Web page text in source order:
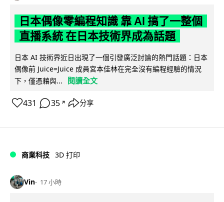
日本偶像零編程知識 靠 AI 搞了一整個
直播系統 在日本技術界成為話題
日本 AI 技術界近日出現了一個引發廣泛討論的熱門話題：日本
偶像前 Juice=Juice 成員宮本佳林在完全沒有編程經驗的情況
下，僅憑藉與...
閱讀全文
431 35 ↗ 分享
商業科技 3D 打印
Vin 17 小時